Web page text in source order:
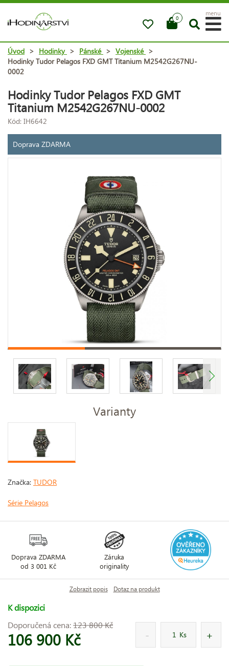
0
menu
Úvod > Hodinky > Pánské > Vojenské >
Hodinky Tudor Pelagos FXD GMT Titanium M2542G267NU-
0002
Hodinky Tudor Pelagos FXD GMT
Titanium M2542G267NU-0002
Kód: IH6642
Doprava ZDARMA
Varianty
Značka: TUDOR
Série Pelagos
Doprava ZDARMA
od 3 001 Kč
Záruka
originality
Zobrazit popis Dotaz na produkt
K dispozici
Doporučená cena:123 800 Kč
106 900 Kč Ks